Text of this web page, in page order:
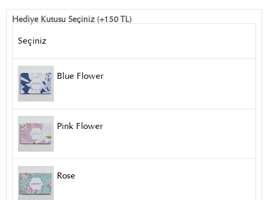
Hediye Kutusu Seçiniz (+150 TL)
Seçiniz
Blue Flower
Pink Flower
Rose